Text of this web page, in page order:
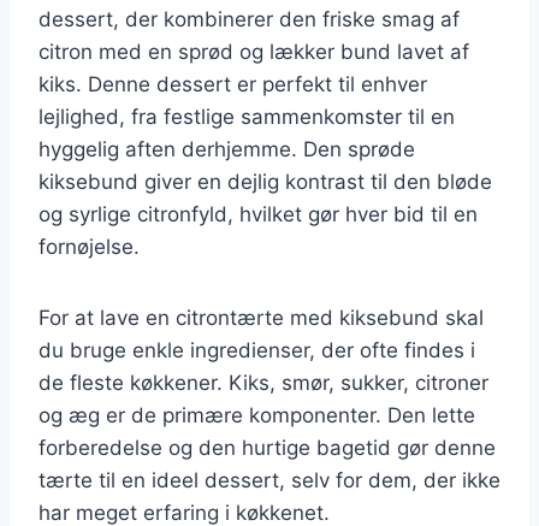
dessert, der kombinerer den friske smag af
citron med en sprød og lækker bund lavet af
kiks. Denne dessert er perfekt til enhver
lejlighed, fra festlige sammenkomster til en
hyggelig aften derhjemme. Den sprøde
kiksebund giver en dejlig kontrast til den bløde
og syrlige citronfyld, hvilket gør hver bid til en
fornøjelse.
For at lave en citrontærte med kiksebund skal
du bruge enkle ingredienser, der ofte findes i
de fleste køkkener. Kiks, smør, sukker, citroner
og æg er de primære komponenter. Den lette
forberedelse og den hurtige bagetid gør denne
tærte til en ideel dessert, selv for dem, der ikke
har meget erfaring i køkkenet.